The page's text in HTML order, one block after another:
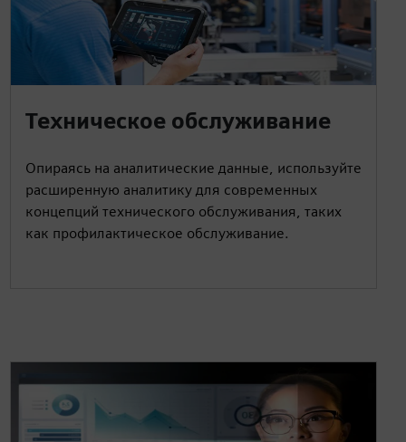
Техническое обслуживание
Опираясь на аналитические данные, используйте
расширенную аналитику для современных
концепций технического обслуживания, таких
как профилактическое обслуживание.